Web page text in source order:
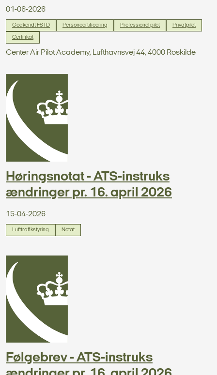
01-06-2026
Godkendt FSTD Personcertificering Professionel pilot Privatpilot
Certifikat
Center Air Pilot Academy, Lufthavnsvej 44, 4000 Roskilde
Høringsnotat - ATS-instruks
ændringer pr. 16. april 2026
15-04-2026
Lufttrafikstyring Notat
Følgebrev - ATS-instruks